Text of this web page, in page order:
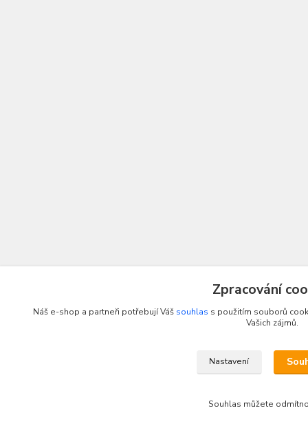
Zpracování
Náš e-shop a partneři potřebují Váš souhlas s použitím souborů
Vašich zájmů.
Nastavení
Souhlas můžete